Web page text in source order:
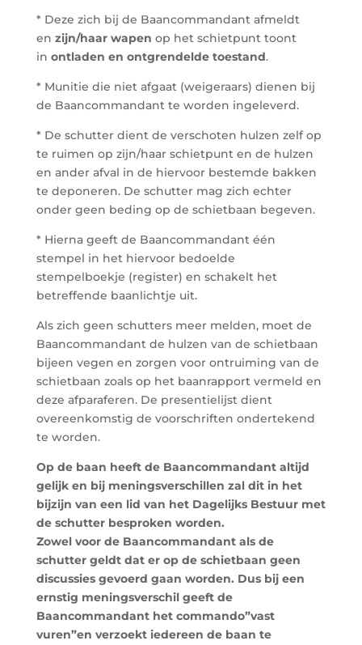
* Deze zich bij de Baancommandant afmeldt
en zijn/haar wapen op het schietpunt toont
in ontladen en ontgrendelde toestand.
* Munitie die niet afgaat (weigeraars) dienen bij
de Baancommandant te worden ingeleverd.
* De schutter dient de verschoten hulzen zelf op
te ruimen op zijn/haar schietpunt en de hulzen
en ander afval in de hiervoor bestemde bakken
te deponeren. De schutter mag zich echter
onder geen beding op de schietbaan begeven.
* Hierna geeft de Baancommandant één
stempel in het hiervoor bedoelde
stempelboekje (register) en schakelt het
betreffende baanlichtje uit.
Als zich geen schutters meer melden, moet de
Baancommandant de hulzen van de schietbaan
bijeen vegen en zorgen voor ontruiming van de
schietbaan zoals op het baanrapport vermeld en
deze afparaferen. De presentielijst dient
overeenkomstig de voorschriften ondertekend
te worden.
Op de baan heeft de Baancommandant altijd
gelijk en bij meningsverschillen zal dit in het
bijzijn van een lid van het Dagelijks Bestuur met
de schutter besproken worden.
Zowel voor de Baancommandant als de
schutter geldt dat er op de schietbaan geen
discussies gevoerd gaan worden. Dus bij een
ernstig meningsverschil geeft de
Baancommandant het commando”vast
vuren”en verzoekt iedereen de baan te